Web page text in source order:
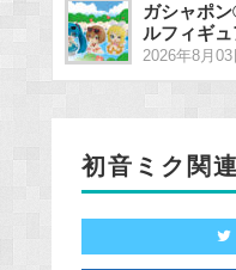
ガシャポ
ルフィギュ
2026年8月
初音ミク関